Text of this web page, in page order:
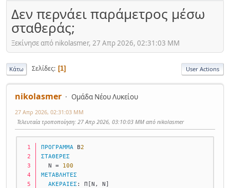
Δεν περνάει παράμετρος μέσω
σταθεράς;
Ξεκίνησε από nikolasmer, 27 Απρ 2026, 02:31:03 ΜΜ
Κάτω Σελίδες 1 User Actions
nikolasmer Ομάδα Νέου Λυκείου
27 Απρ 2026, 02:31:03 ΜΜ
Τελευταία τροποποίηση: 27 Απρ 2026, 03:10:03 ΜΜ από nikolasmer
ΠΡΟΓΡΑΜΜΑ Β2
ΣΤΑΘΕΡΕΣ
Ν = 100
ΜΕΤΑΒΛΗΤΕΣ
ΑΚΕΡΑΙΕΣ : Π[Ν, Ν]